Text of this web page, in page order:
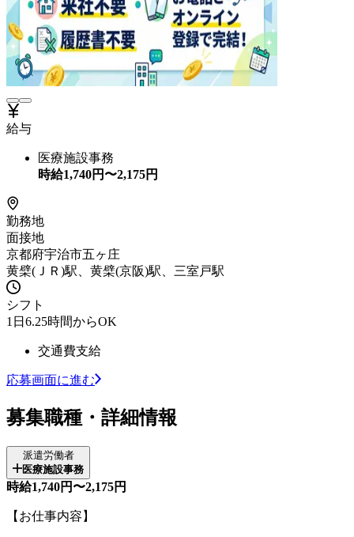
給与
医療施設事務
時給1,740円〜2,175円
勤務地
面接地
京都府宇治市五ヶ庄
黄檗(ＪＲ)駅、黄檗(京阪)駅、三室戸駅
シフト
1日6.25時間からOK
交通費支給
応募画面に進む
募集職種・詳細情報
派遣労働者
医療施設事務
時給1,740円〜2,175円
【お仕事内容】